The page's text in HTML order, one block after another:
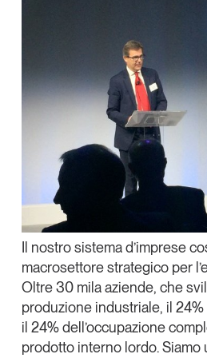
Il nostro sistema d’imprese
macrosettore strategico per
Oltre30 mila aziende, che
produzione industriale, il 24%
il 24% dell’occupazione
prodotto interno lordo. Siamo